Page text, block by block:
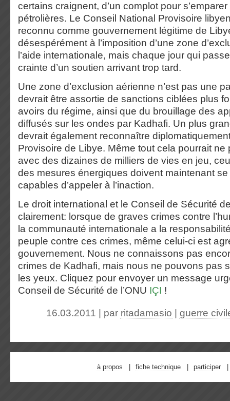
certains craignent, d’un complot pour
pétrolières. Le Conseil National Provisoire
reconnu comme gouvernement légitime de
désespérément à l’imposition d’une zone
l’aide internationale, mais chaque jour qui
crainte d’un soutien arrivant trop tard.
Une zone d’exclusion aérienne n’est pas une
devrait être assortie de sanctions ciblées plus
avoirs du régime, ainsi que du brouillage des
diffusés sur les ondes par Kadhafi. Un plus
devrait également reconnaître
Provisoire de Libye. Même tout cela pourrait ne
avec des dizaines de milliers de vies en jeu,
des mesures énergiques doivent maintenant se
capables d’appeler à l’inaction.
Le droit international et le Conseil de Sécurité de
clairement: lorsque de graves crimes contre
la communauté internationale a la
peuple contre ces crimes, même celui-ci est
gouvernement. Nous ne connaissons pas
crimes de Kadhafi, mais nous ne pouvons pas
les yeux. Cliquez pour envoyer un message
Conseil de Sécurité de l’ONU IÇI !
16.03.2011 | par ritadamasio guerre
à propos fiche technique participer